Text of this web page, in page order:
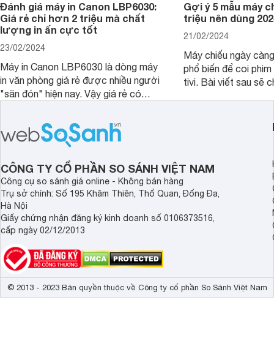
Đánh giá máy in Canon LBP6030:
Giá rẻ chỉ hơn 2 triệu mà chất
lượng in ấn cực tốt
23/02/2024
Máy in Canon LBP6030 là dòng máy
in văn phòng giá rẻ được nhiều người
"săn đón" hiện nay. Vậy giá rẻ có
không, bài viết đánh giá máy in Canon
LBP6030 dưới đây sẽ giúp bạn hiểu
Gợi ý 5 mẫu máy
triệu nên dùng
21/02/2024
Máy chiếu ngày
phổ biến để coi
tivi. Bài viết sau sẽ chia sẻ cho bạn 5
CÔNG TY CỔ PHẦN SO SÁNH VIỆT NAM
Công cụ so sánh giá online - Không bán hàng
Trụ sở chính: Số 195 Khâm Thiên, Thổ Quan, Đống Đa,
Hà Nội
Giấy chứng nhận đăng ký kinh doanh số 0106373516,
cấp ngày 02/12/2013
© 2013 - 2023 Bản quyền thuộc về Công ty cổ phần So Sánh Việt Nam